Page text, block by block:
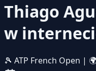
Thiago
w
🎾 ATP French Open |